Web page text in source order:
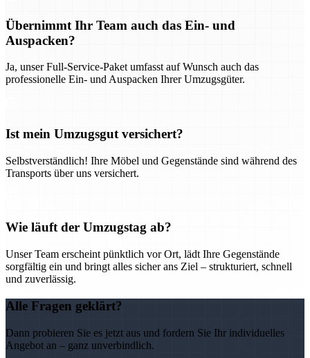
Übernimmt Ihr Team auch das Ein- und
Auspacken?
Ja, unser Full-Service-Paket umfasst auf Wunsch auch das
professionelle Ein- und Auspacken Ihrer Umzugsgüter.
Ist mein Umzugsgut versichert?
Selbstverständlich! Ihre Möbel und Gegenstände sind während des
Transports über uns versichert.
Wie läuft der Umzugstag ab?
Unser Team erscheint pünktlich vor Ort, lädt Ihre Gegenstände
sorgfältig ein und bringt alles sicher ans Ziel – strukturiert, schnell
und zuverlässig.
Alle Fragen geklärt?
Dann probieren Sie es jetzt aus und fordern Sie Ihr individuelles
Angebot an – ganz unverbindlich.